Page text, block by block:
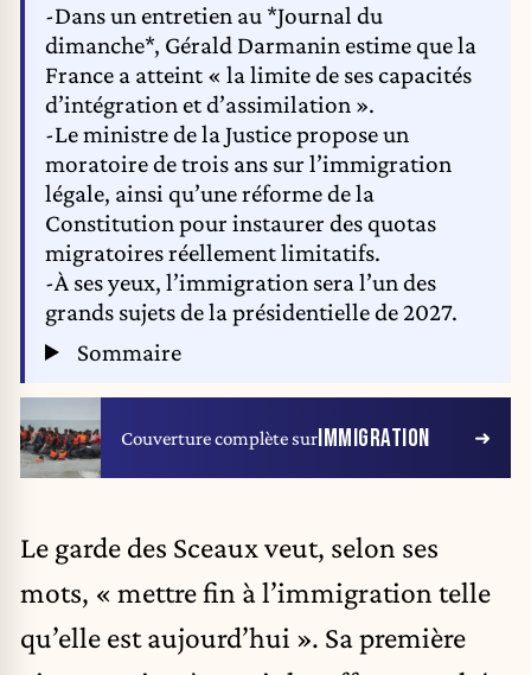
-Dans un entretien au *Journal du
dimanche*, Gérald Darmanin estime que la
France a atteint « la limite de ses capacités
d’intégration et d’assimilation ».
-Le ministre de la Justice propose un
moratoire de trois ans sur l’immigration
légale, ainsi qu’une réforme de la
Constitution pour instaurer des quotas
migratoires réellement limitatifs.
-À ses yeux, l’immigration sera l’un des
grands sujets de la présidentielle de 2027.
Sommaire
Couverture complète surIMMIGRATION
Le garde des Sceaux veut, selon ses
mots, « mettre fin à l’immigration telle
qu’elle est aujourd’hui ». Sa première